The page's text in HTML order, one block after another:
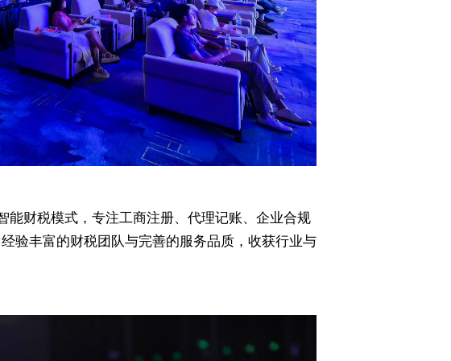
能财税模式，专注工商注册、代理记账、企业合规
验丰富的财税团队与完善的服务品质，收获行业与